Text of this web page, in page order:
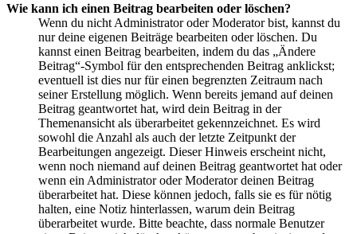
Wie kann ich einen Beitrag bearbeiten oder löschen?
Wenn du nicht Administrator oder Moderator bist, kannst du
nur deine eigenen Beiträge bearbeiten oder löschen. Du
kannst einen Beitrag bearbeiten, indem du das „Ändere
Beitrag“-Symbol für den entsprechenden Beitrag anklickst;
eventuell ist dies nur für einen begrenzten Zeitraum nach
seiner Erstellung möglich. Wenn bereits jemand auf deinen
Beitrag geantwortet hat, wird dein Beitrag in der
Themenansicht als überarbeitet gekennzeichnet. Es wird
sowohl die Anzahl als auch der letzte Zeitpunkt der
Bearbeitungen angezeigt. Dieser Hinweis erscheint nicht,
wenn noch niemand auf deinen Beitrag geantwortet hat oder
wenn ein Administrator oder Moderator deinen Beitrag
überarbeitet hat. Diese können jedoch, falls sie es für nötig
halten, eine Notiz hinterlassen, warum dein Beitrag
überarbeitet wurde. Bitte beachte, dass normale Benutzer